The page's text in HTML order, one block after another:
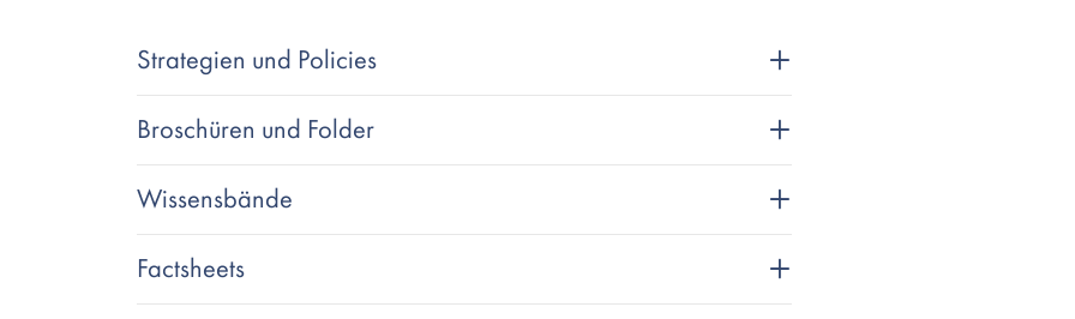
Strategien und Policies
Broschüren und Folder
Wissensbände
Factsheets